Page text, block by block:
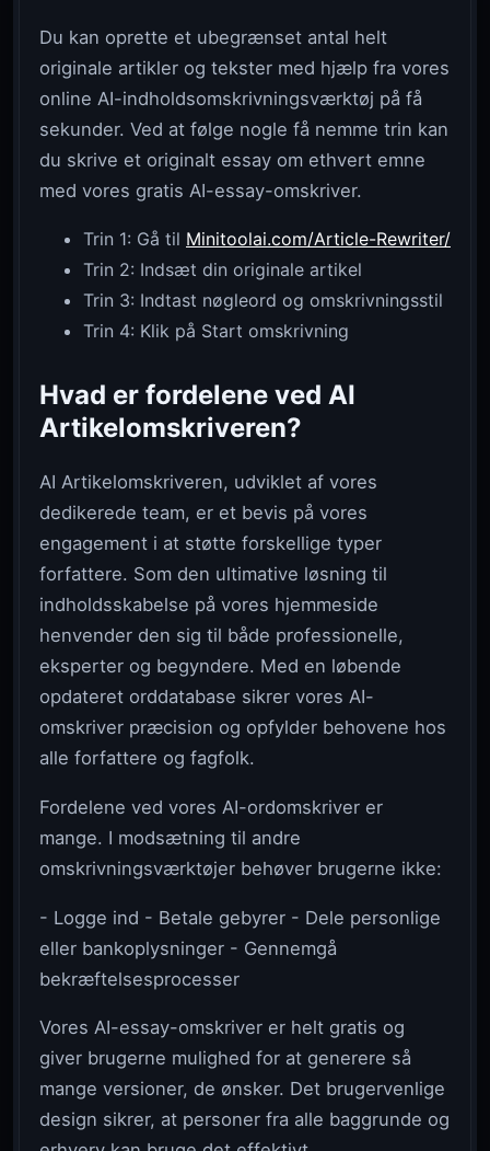
Du kan oprette et ubegrænset antal helt
originale artikler og tekster med hjælp fra vores
online AI-indholdsomskrivningsværktøj på få
sekunder. Ved at følge nogle få nemme trin kan
du skrive et originalt essay om ethvert emne
med vores gratis AI-essay-omskriver.
Trin 1: Gå til Minitoolai.com/Article-Rewriter/
Trin 2: Indsæt din originale artikel
Trin 3: Indtast nøgleord og omskrivningsstil
Trin 4: Klik på Start omskrivning
Hvad er fordelene ved AI
Artikelomskriveren?
AI Artikelomskriveren, udviklet af vores
dedikerede team, er et bevis på vores
engagement i at støtte forskellige typer
forfattere. Som den ultimative løsning til
indholdsskabelse på vores hjemmeside
henvender den sig til både professionelle,
eksperter og begyndere. Med en løbende
opdateret orddatabase sikrer vores AI-
omskriver præcision og opfylder behovene hos
alle forfattere og fagfolk.
Fordelene ved vores AI-ordomskriver er
mange. I modsætning til andre
omskrivningsværktøjer behøver brugerne ikke:
- Logge ind - Betale gebyrer - Dele personlige
eller bankoplysninger - Gennemgå
bekræftelsesprocesser
Vores AI-essay-omskriver er helt gratis og
giver brugerne mulighed for at generere så
mange versioner, de ønsker. Det brugervenlige
design sikrer, at personer fra alle baggrunde og